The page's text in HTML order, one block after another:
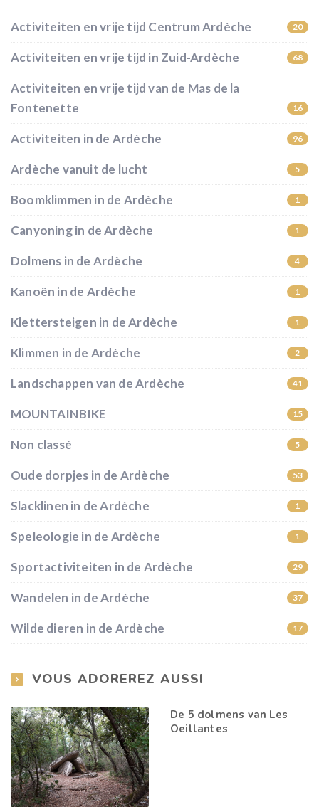
Activiteiten en vrije tijd Centrum Ardèche 20
Activiteiten en vrije tijd in Zuid-Ardèche 68
Activiteiten en vrije tijd van de Mas de la
Fontenette
16
Activiteiten in de Ardèche 96
Ardèche vanuit de lucht 5
Boomklimmen in de Ardèche 1
Canyoning in de Ardèche 1
Dolmens in de Ardèche 4
Kanoën in de Ardèche 1
Klettersteigen in de Ardèche 1
Klimmen in de Ardèche 2
Landschappen van de Ardèche 41
MOUNTAINBIKE 15
Non classé 5
Oude dorpjes in de Ardèche 53
Slacklinen in de Ardèche 1
Speleologie in de Ardèche 1
Sportactiviteiten in de Ardèche 29
Wandelen in de Ardèche 37
Wilde dieren in de Ardèche 17
VOUS ADOREREZ AUSSI
De 5 dolmens van Les
Oeillantes